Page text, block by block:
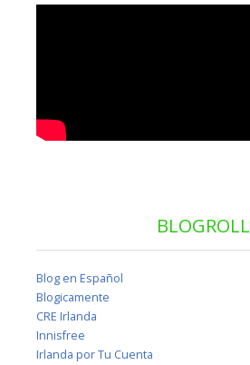
BLOGROLL
Blog en Español
Blogicamente
CRE Irlanda
Innisfree
Irlanda por Tu Cuenta